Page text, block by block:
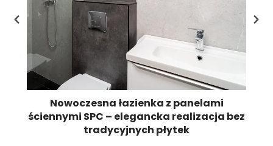
Nowoczesna łazienka z panelami
ściennymi SPC – elegancka realizacja bez
tradycyjnych płytek